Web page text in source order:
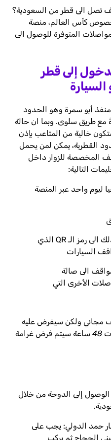
تصل الى قطر من السعودية؟
كأس العالم، منصة
المتوفرة للوصول الى
إلى قطر
منفذ أبو سمرة وهو الحدود
مع طريق سلوى. وبما ان حالة
خالية من المتاعب بإذن
القطرية، يمكن لمن يحمل
المخصصة للزوار داخل
التالية:
واحد عبر المنصة
سيتلقى حامل البطاقة بعد ذلك الى رمز الـ QR الذي
السيارات
الى صالة
الأخرى التي
مجاني ولكن سيفرض عليه
إلى الدوحة من خلال
حمد الدولي: يجب على
الحجاج ثم يركب